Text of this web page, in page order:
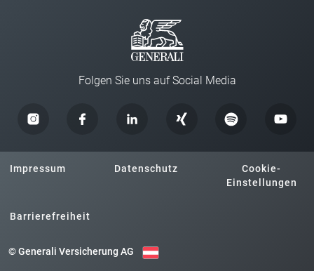
Folgen Sie uns auf Social Media
Impressum Datenschutz
Cookie-
Einstellungen
Barrierefreiheit
© Generali Versicherung AG